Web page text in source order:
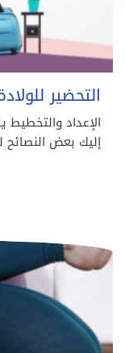
التحضير
الإعداد والتخطيط
إليك بعض